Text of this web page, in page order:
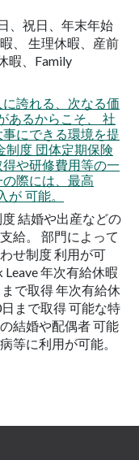
、祝日、年末年始
、 生理休暇、産前
暇、Family
誇れる、次なる価
るからこそ、 社
にできる環境を提
制度 団体定期保険
や研修費用等の一
際には、最高
可能。
結婚や出産などの
給。 部門によって
せ制度 利用が可
Leave 年次有給休暇
で取得 年次有給休
まで取得 可能な特
結婚や配偶者 可能
等に利用が可能。